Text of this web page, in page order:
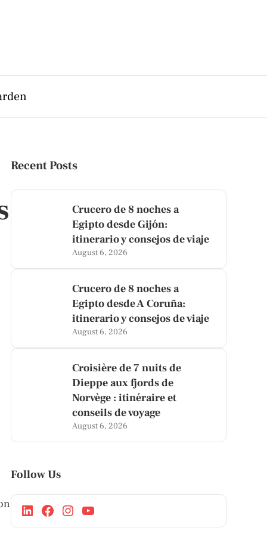
Recent Posts
Crucero de 8 noches a
Egipto desde Gijón:
itinerario y consejos de viaje
August 6, 2026
Crucero de 8 noches a
Egipto desde A Coruña:
itinerario y consejos de viaje
August 6, 2026
Croisière de 7 nuits de
Dieppe aux fjords de
Norvège : itinéraire et
conseils de voyage
August 6, 2026
Follow Us